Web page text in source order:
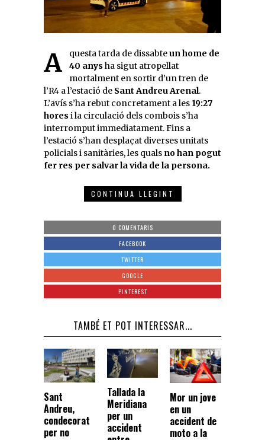
Aquesta tarda de dissabteun home de
40 anys ha sigut atropellat
mortalment en sortir d’un tren de
l’R4 a l’estació de Sant Andreu Arenal.
L’avís s’ha rebut concretament a les 19:27
hores i la circulació dels combois s’ha
interromput immediatament. Fins a
l’estació s’han desplaçat diverses unitats
policials i sanitàries, les quals no han pogut
fer res per salvar la vida de la persona.
CONTINUA LLEGINT
0 COMENTARIS
FACEBOOK
TWITTER
GOOGLE
PINTEREST
TAMBÉ ET POT INTERESSAR...
Sant
Andreu,
condecorat
per no
Tallada la
Meridiana
per un
accident
Mor un jove
en un
accident de
moto a la